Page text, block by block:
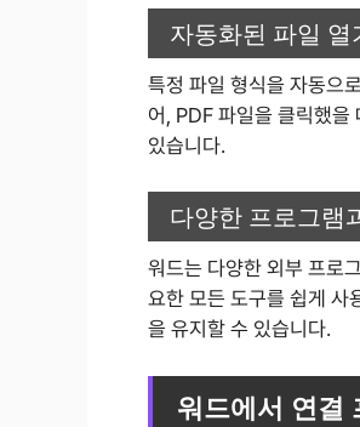
자동화된 파일 열
특정 파일 형식을 자동으
어, PDF 파일을 클릭했을
있습니다.
다양한 프로그램
워드는 다양한 외부 프로
요한 모든 도구를 쉽게 사
을 유지할 수 있습니다.
워드에서 연결